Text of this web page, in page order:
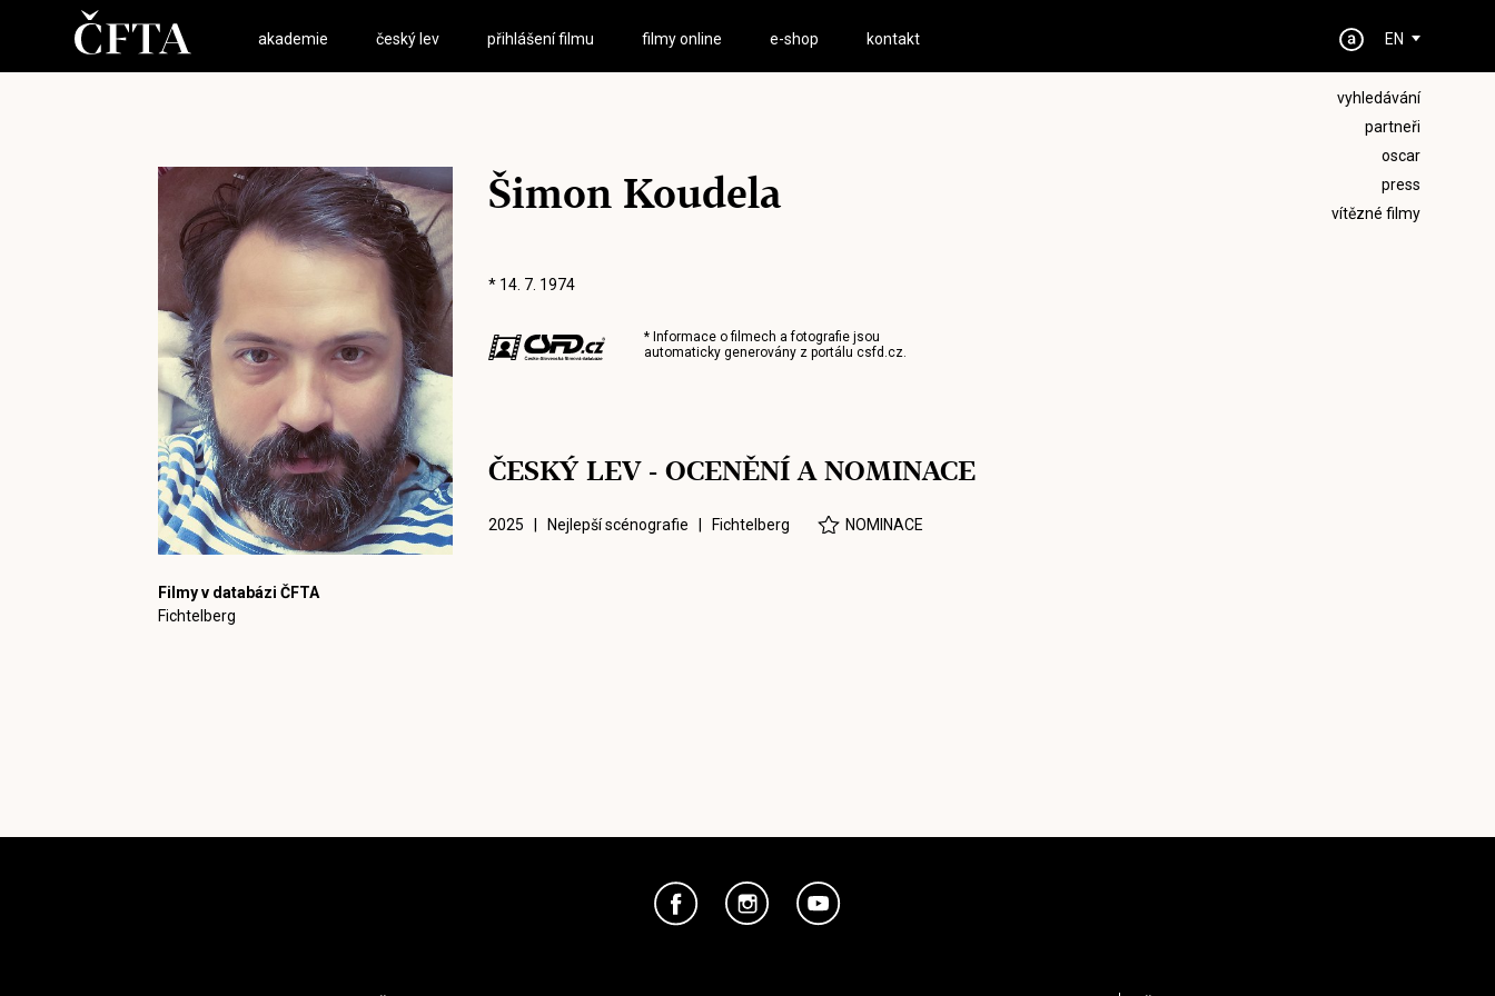
akademie český lev přihlášení filmu filmy online e-shop kontakt EN
vyhledávání
partneři
oscar
press
vítězné filmy
Filmy v databázi ČFTA
Fichtelberg
Šimon Koudela
* 14. 7. 1974
* Informace o filmech a fotografie jsou
automaticky generovány z portálu csfd.cz.
ČESKÝ LEV - OCENĚNÍ A NOMINACE
2025 | Nejlepší scénografie | Fichtelberg NOMINACE